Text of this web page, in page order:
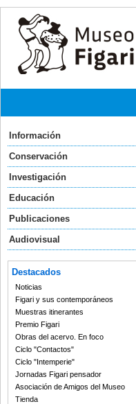
Información
Conservación
Investigación
Educación
Publicaciones
Audiovisual
Destacados
Noticias
Figari y sus contemporáneos
Muestras itinerantes
Premio Figari
Obras del acervo. En foco
Ciclo "Contactos"
Ciclo "Intemperie"
Jornadas Figari pensador
Asociación de Amigos del Museo
Tienda